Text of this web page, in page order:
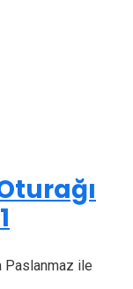
Paslanmaz ile